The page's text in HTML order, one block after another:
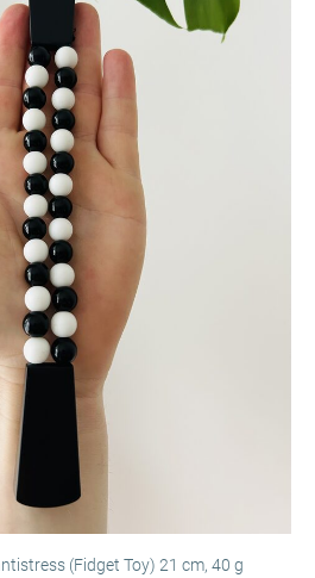
(Fidget Toy) 21 cm, 40 g